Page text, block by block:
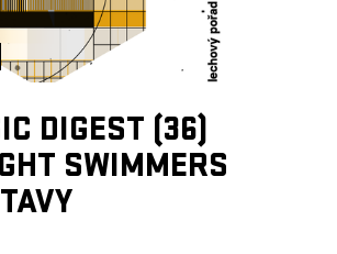
DIGEST (36)
SWIMMERS